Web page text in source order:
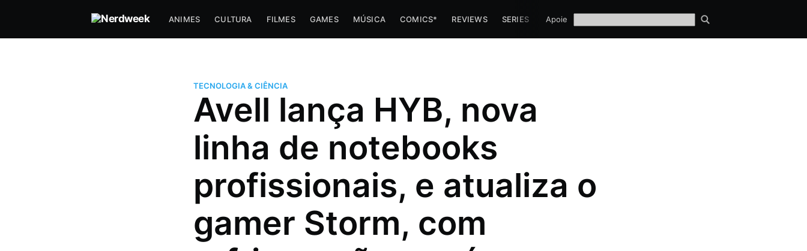
ANIMES CULTURA FILMES GAMES MÚSICA COMICS* REVIEWS SERIES TECH
Apoie
TECNOLOGIA & CIÊNCIA
Avell lança HYB, nova
linha de notebooks
profissionais, e atualiza o
gamer Storm, com
Hugo Prudente
Um nerd viciado em música, animes e
series (incluindo tokusatsu) que trabalha